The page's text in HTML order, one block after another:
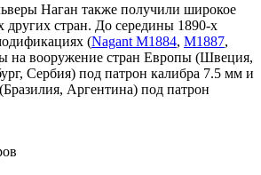
Наган также получили широкое
других стран. До середины 1890-х
(Nagant M1884, M1887,
на вооружение стран Европы (Швеция,
Сербия) под патрон калибра 7.5 мм и
Аргентина) под патрон